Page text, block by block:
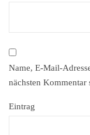
Name, E-Mail-
nächsten Kommentar
Eintrag